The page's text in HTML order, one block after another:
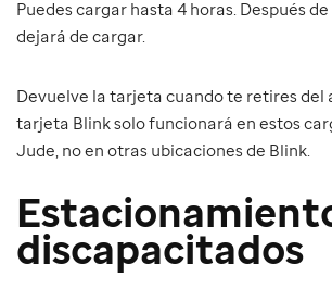
Puedes cargar hasta 4 horas. Después
dejará de cargar.
Devuelve la tarjeta cuando te retires del
tarjeta Blink solo funcionará en estos
Jude, no en otras ubicaciones de Blink.
discapacitados